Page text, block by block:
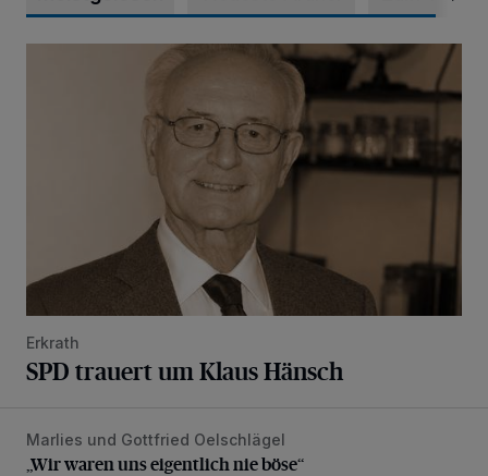
SPD trauert um Klaus Hänsch
Erkrath
SPD trauert um Klaus Hänsch
„Wir waren uns eigentlich nie böse“
Marlies und Gottfried Oelschlägel
„Wir waren uns eigentlich nie böse“